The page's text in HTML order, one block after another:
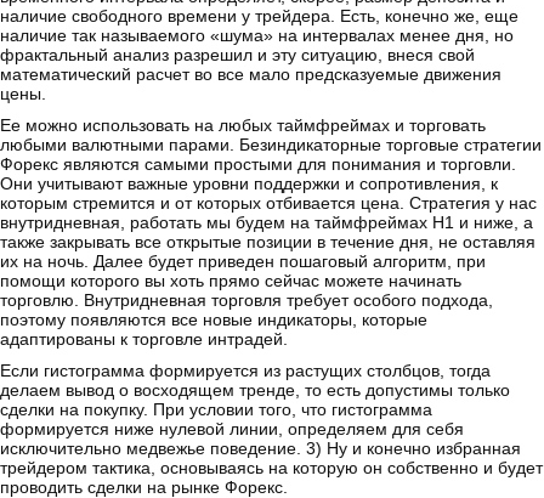
наличие свободного времени у трейдера. Есть, конечно же, еще
наличие так называемого «шума» на интервалах менее дня, но
фрактальный анализ разрешил и эту ситуацию, внеся свой
математический расчет во все мало предсказуемые движения
цены.
Ее можно использовать на любых таймфреймах и торговать
любыми валютными парами. Безиндикаторные торговые стратегии
Форекс являются самыми простыми для понимания и торговли.
Они учитывают важные уровни поддержки и сопротивления, к
которым стремится и от которых отбивается цена. Стратегия у нас
внутридневная, работать мы будем на таймфреймах Н1 и ниже, а
также закрывать все открытые позиции в течение дня, не оставляя
их на ночь. Далее будет приведен пошаговый алгоритм, при
помощи которого вы хоть прямо сейчас можете начинать
торговлю. Внутридневная торговля требует особого подхода,
поэтому появляются все новые индикаторы, которые
адаптированы к торговле интрадей.
Если гистограмма формируется из растущих столбцов, тогда
делаем вывод о восходящем тренде, то есть допустимы только
сделки на покупку. При условии того, что гистограмма
формируется ниже нулевой линии, определяем для себя
исключительно медвежье поведение. 3) Ну и конечно избранная
трейдером тактика, основываясь на которую он собственно и будет
проводить сделки на рынке Форекс.